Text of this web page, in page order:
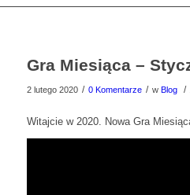
Gra Miesiąca –
2 lutego 2020 / 0 Komentarze / w Blog /
Witajcie w 2020. Nowa Gra